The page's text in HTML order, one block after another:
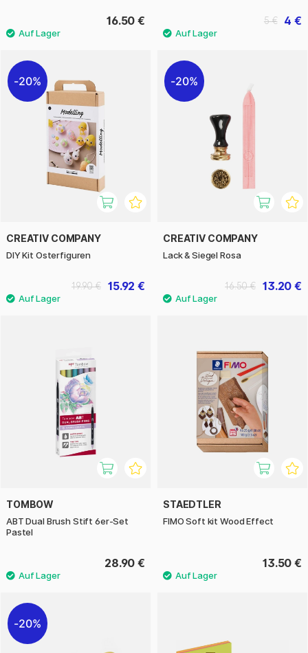
16.50 € 4 €
5 €
20%
CREATIV COMPANY
DIY Kit Osterfiguren
15.92 €
19.90 €
20%
CREATIV COMPANY
Lack & Siegel Rosa
13.20 €
16.50 €
TOMBOW
ABT Dual Brush Stift 6er-Set
Pastel
28.90 €
STAEDTLER
FIMO Soft kit Wood Effect
13.50 €
20%